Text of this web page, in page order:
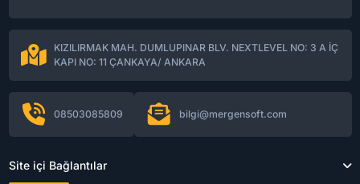
KIZILIRMAK MAH. DUMLUPINAR BLV. NEXTLEVEL NO: 3 A İÇ
KAPI NO: 11 ÇANKAYA/ ANKARA
08503085809 bilgi@mergensoft.com
Site içi Bağlantılar